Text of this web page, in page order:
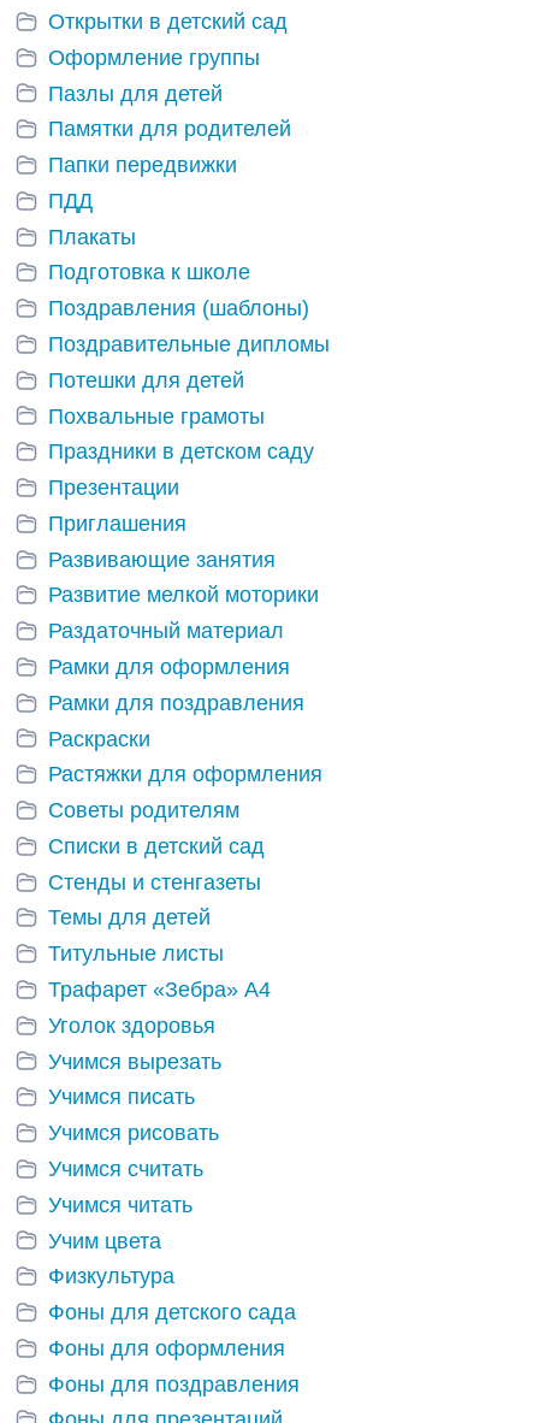
Открытки в детский сад
Оформление группы
Пазлы для детей
Памятки для родителей
Папки передвижки
ПДД
Плакаты
Подготовка к школе
Поздравления (шаблоны)
Поздравительные дипломы
Потешки для детей
Похвальные грамоты
Праздники в детском саду
Презентации
Приглашения
Развивающие занятия
Развитие мелкой моторики
Раздаточный материал
Рамки для оформления
Рамки для поздравления
Раскраски
Растяжки для оформления
Советы родителям
Списки в детский сад
Стенды и стенгазеты
Темы для детей
Титульные листы
Трафарет «Зебра» А4
Уголок здоровья
Учимся вырезать
Учимся писать
Учимся рисовать
Учимся считать
Учимся читать
Учим цвета
Физкультура
Фоны для детского сада
Фоны для оформления
Фоны для поздравления